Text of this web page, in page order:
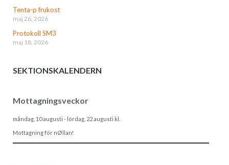
Tenta-p frukost
maj 26, 2026
Protokoll SM3
maj 18, 2026
SEKTIONSKALENDERN
Mottagningsveckor
måndag, 10 augusti - lördag, 22 augusti kl.
Mottagning för nØllan!